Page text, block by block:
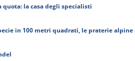
quota: la casa degli specialisti
in 100 metri quadrati, le praterie